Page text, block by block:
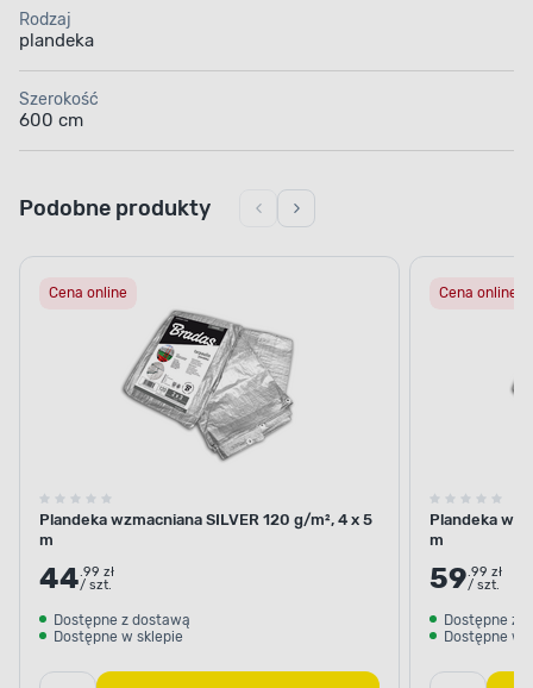
Rodzaj
plandeka
Szerokość
600 cm
Podobne produkty
Cena online
Plandeka wzmacniana SILVER 120 g/m², 4 x 5
m
44.99 zł
/ szt.
Dostępne z dostawą
Dostępne w sklepie
Cena online
Plandeka
m
59.99 zł
/ szt.
Dostępne z
Dostępne w